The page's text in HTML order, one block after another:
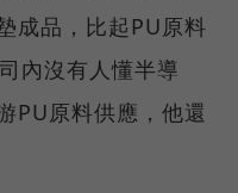
成品，比起PU原料
內沒有人懂半導
PU原料供應，他還